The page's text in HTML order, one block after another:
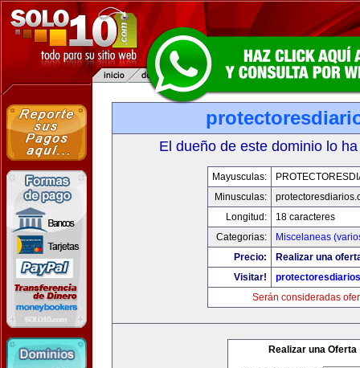
El dueño de este dominio lo
Mayusculas:
Minusculas:
Longitud:
18 caracteres
Categorias:
Miscelaneas
Precio:
Realizar una
Visitar!
Serán consideradas
Realizar una Oferta